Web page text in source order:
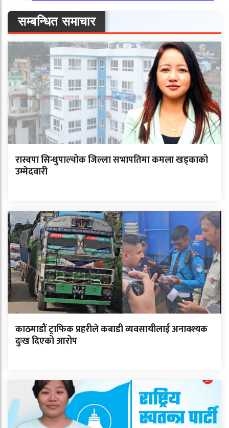
सम्बन्धित समाचार
रास्वपा सिन्धुपाल्चोक जिल्ला सभापतिमा कमला खड्काको
उम्मेदवारी
काठमाडौं ट्राफिक प्रहरीले कबाडी व्यवसायीलाई अनावश्यक
दुःख दिएको आरोप